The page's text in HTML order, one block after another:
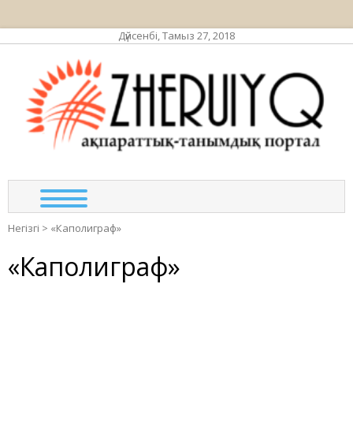
Дүйсенбі, Тамыз 27, 2018
Негізгі > «Каполиграф»
«Каполиграф»